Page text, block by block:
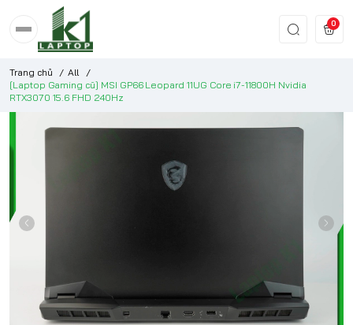
0
Trang chủ / All
/
[Laptop Gaming cũ] MSI GP66 Leopard 11UG Core i7-11800H Nvidia
RTX3070 15.6 FHD 240Hz